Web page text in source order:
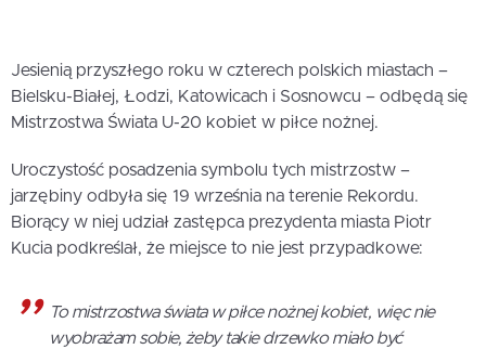
Jesienią przyszłego roku w czterech polskich miastach –
Bielsku-Białej, Łodzi, Katowicach i Sosnowcu – odbędą się
Mistrzostwa Świata U-20 kobiet w piłce nożnej.
Uroczystość posadzenia symbolu tych mistrzostw –
jarzębiny odbyła się 19 września na terenie Rekordu.
Biorący w niej udział zastępca prezydenta miasta Piotr
Kucia podkreślał, że miejsce to nie jest przypadkowe:
To mistrzostwa świata w piłce nożnej kobiet, więc nie
wyobrażam sobie, żeby takie drzewko miało być